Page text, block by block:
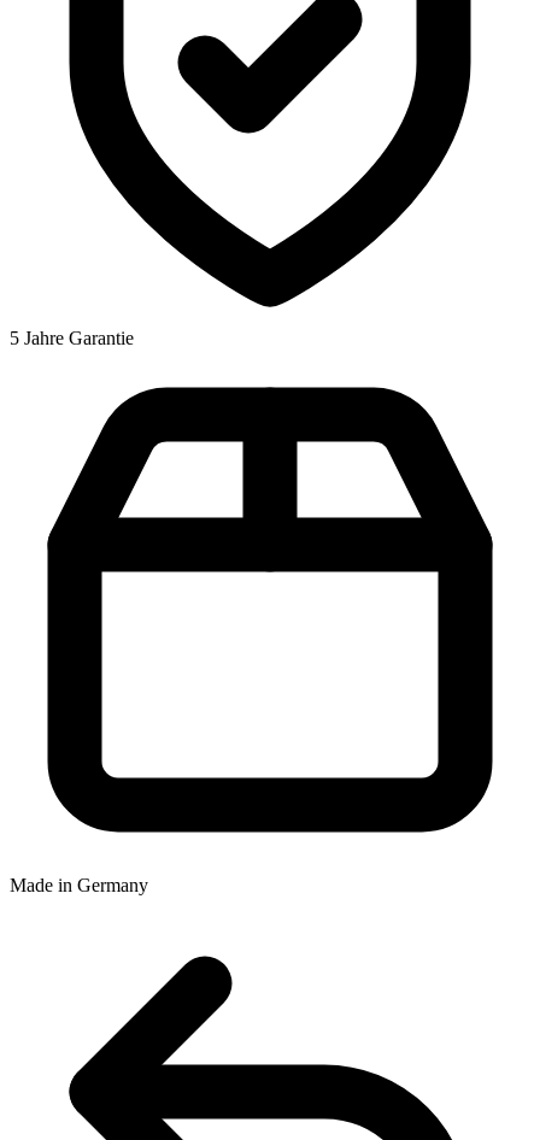
5 Jahre Garantie
Made in Germany